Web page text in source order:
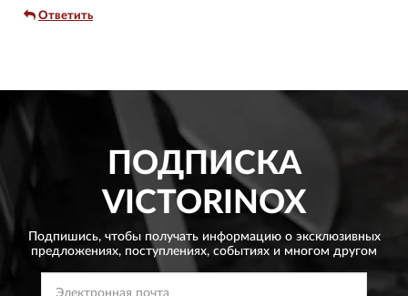
Ответить
ПОДПИСКА
VICTORINOX
Подпишись, чтобы получать информацию о эксклюзивных
предложениях, поступлениях, событиях и многом другом